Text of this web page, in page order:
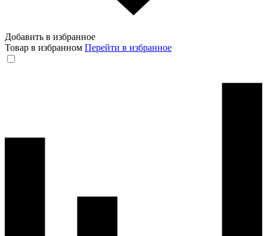
Добавить в избранное
Товар в избранном Перейти в избранное